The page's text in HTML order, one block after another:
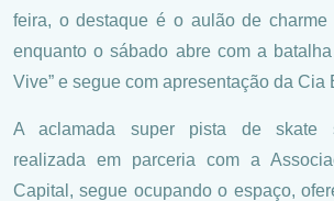
feira, o destaque é o aulão de charme
enquanto o sábado abre com a
Vive” e segue com apresentação da Cia
A aclamada super pista de skate
realizada em parceria com a
Capital, segue ocupando o espaço,